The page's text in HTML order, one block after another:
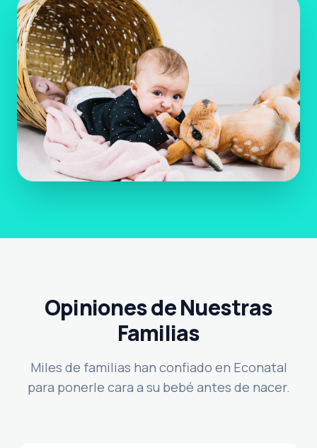
Opiniones de Nuestras
Familias
Miles de familias han confiado en Econatal
para ponerle cara a su bebé antes de nacer.